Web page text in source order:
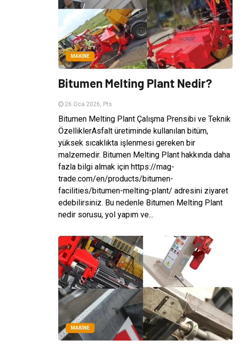
MAKINE
Bitumen Melting Plant Nedir?
26 Oca 2026, Pts
Bitumen Melting Plant Çalışma Prensibi ve Teknik
ÖzelliklerAsfalt üretiminde kullanılan bitüm,
yüksek sıcaklıkta işlenmesi gereken bir
malzemedir. Bitumen Melting Plant hakkında daha
fazla bilgi almak için https://mag-
trade.com/en/products/bitumen-
facilities/bitumen-melting-plant/ adresini ziyaret
edebilirsiniz. Bu nedenle Bitumen Melting Plant
nedir sorusu, yol yapım ve...
MAKINE